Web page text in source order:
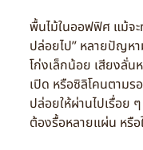
พื้นไม้ในออฟฟิศ แม้จ
ปล่อยไป” หลายปัญห
โก่งเล็กน้อย เสียงลั่น
เปิด หรือซิลิโคนตาม
ปล่อยให้ผ่านไปเรื่อย
ต้องรื้อหลายแผ่น หรื